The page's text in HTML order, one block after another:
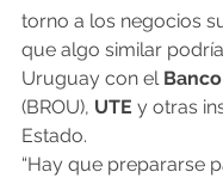
torno a los negocios
que algo similar
Uruguay con el
(BROU), UTE y otras
Estado.
“Hay que prepararse